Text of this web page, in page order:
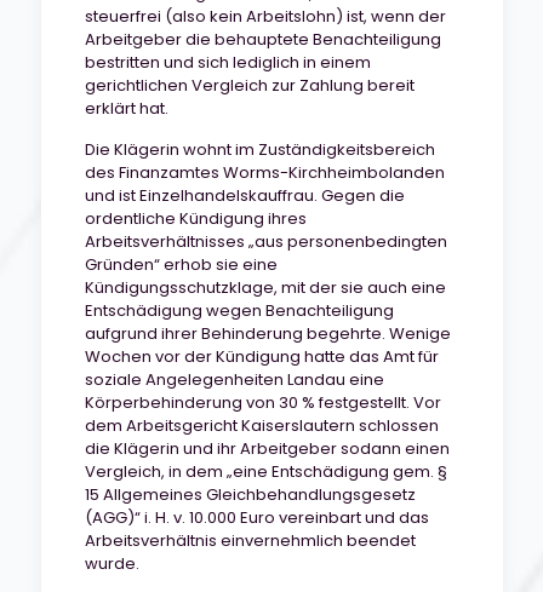
steuerfrei (also kein Arbeitslohn) ist, wenn der
Arbeitgeber die behauptete Benachteiligung
bestritten und sich lediglich in einem
gerichtlichen Vergleich zur Zahlung bereit
erklärt hat.
Die Klägerin wohnt im Zuständigkeitsbereich
des Finanzamtes Worms-Kirchheimbolanden
und ist Einzelhandelskauffrau. Gegen die
ordentliche Kündigung ihres
Arbeitsverhältnisses „aus personenbedingten
Gründen“ erhob sie eine
Kündigungsschutzklage, mit der sie auch eine
Entschädigung wegen Benachteiligung
aufgrund ihrer Behinderung begehrte. Wenige
Wochen vor der Kündigung hatte das Amt für
soziale Angelegenheiten Landau eine
Körperbehinderung von 30 % festgestellt. Vor
dem Arbeitsgericht Kaiserslautern schlossen
die Klägerin und ihr Arbeitgeber sodann einen
Vergleich, in dem „eine Entschädigung gem. §
15 Allgemeines Gleichbehandlungsgesetz
(AGG)“ i. H. v. 10.000 Euro vereinbart und das
Arbeitsverhältnis einvernehmlich beendet
wurde.